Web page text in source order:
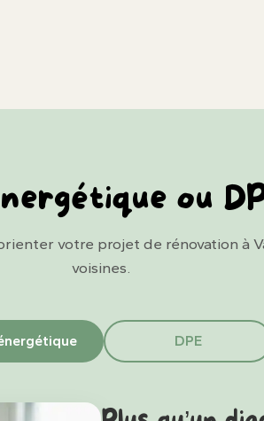
ou
votre projet de rénovation à
voisines.
DPE